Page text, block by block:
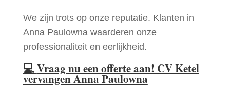
We zijn trots op onze reputatie. Klanten in
Anna Paulowna waarderen onze
professionaliteit en eerlijkheid.
💻Vraag nu een offerte aan! CV Ketel
vervangen Anna Paulowna